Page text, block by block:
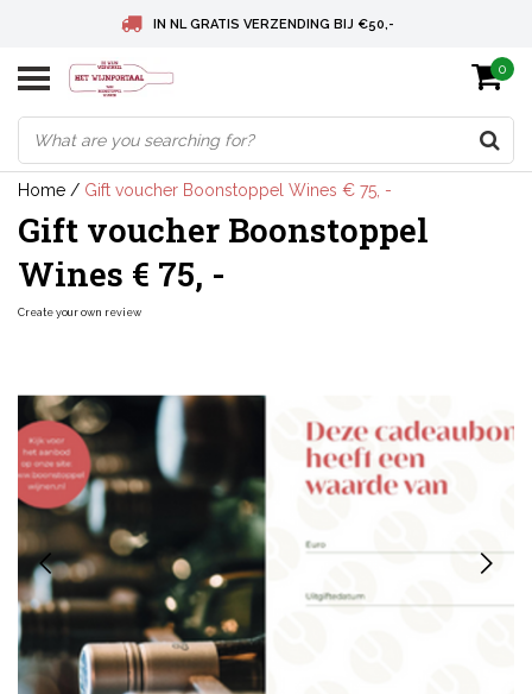
IN NL GRATIS VERZENDING BIJ €50,-
BELGIE GRATIS VERZENDING BIJ € 75
DEUTSCHLAND VERSANDKOSTENFREI AB € 75
0
Home / Gift voucher Boonstoppel Wines € 75, -
Gift voucher Boonstoppel
Wines € 75, -
Create your own review